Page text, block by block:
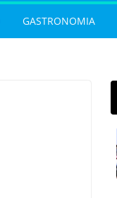
GASTRONOMIA